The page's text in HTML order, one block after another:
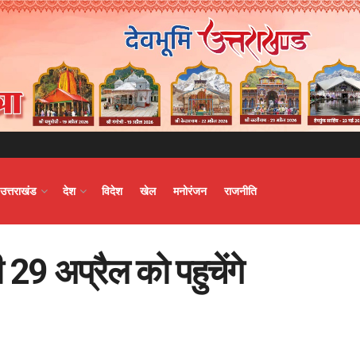
उत्तराखंड देश विदेश खेल मनोरंजन राजनीति
29 अप्रैल को पहुचेंगे